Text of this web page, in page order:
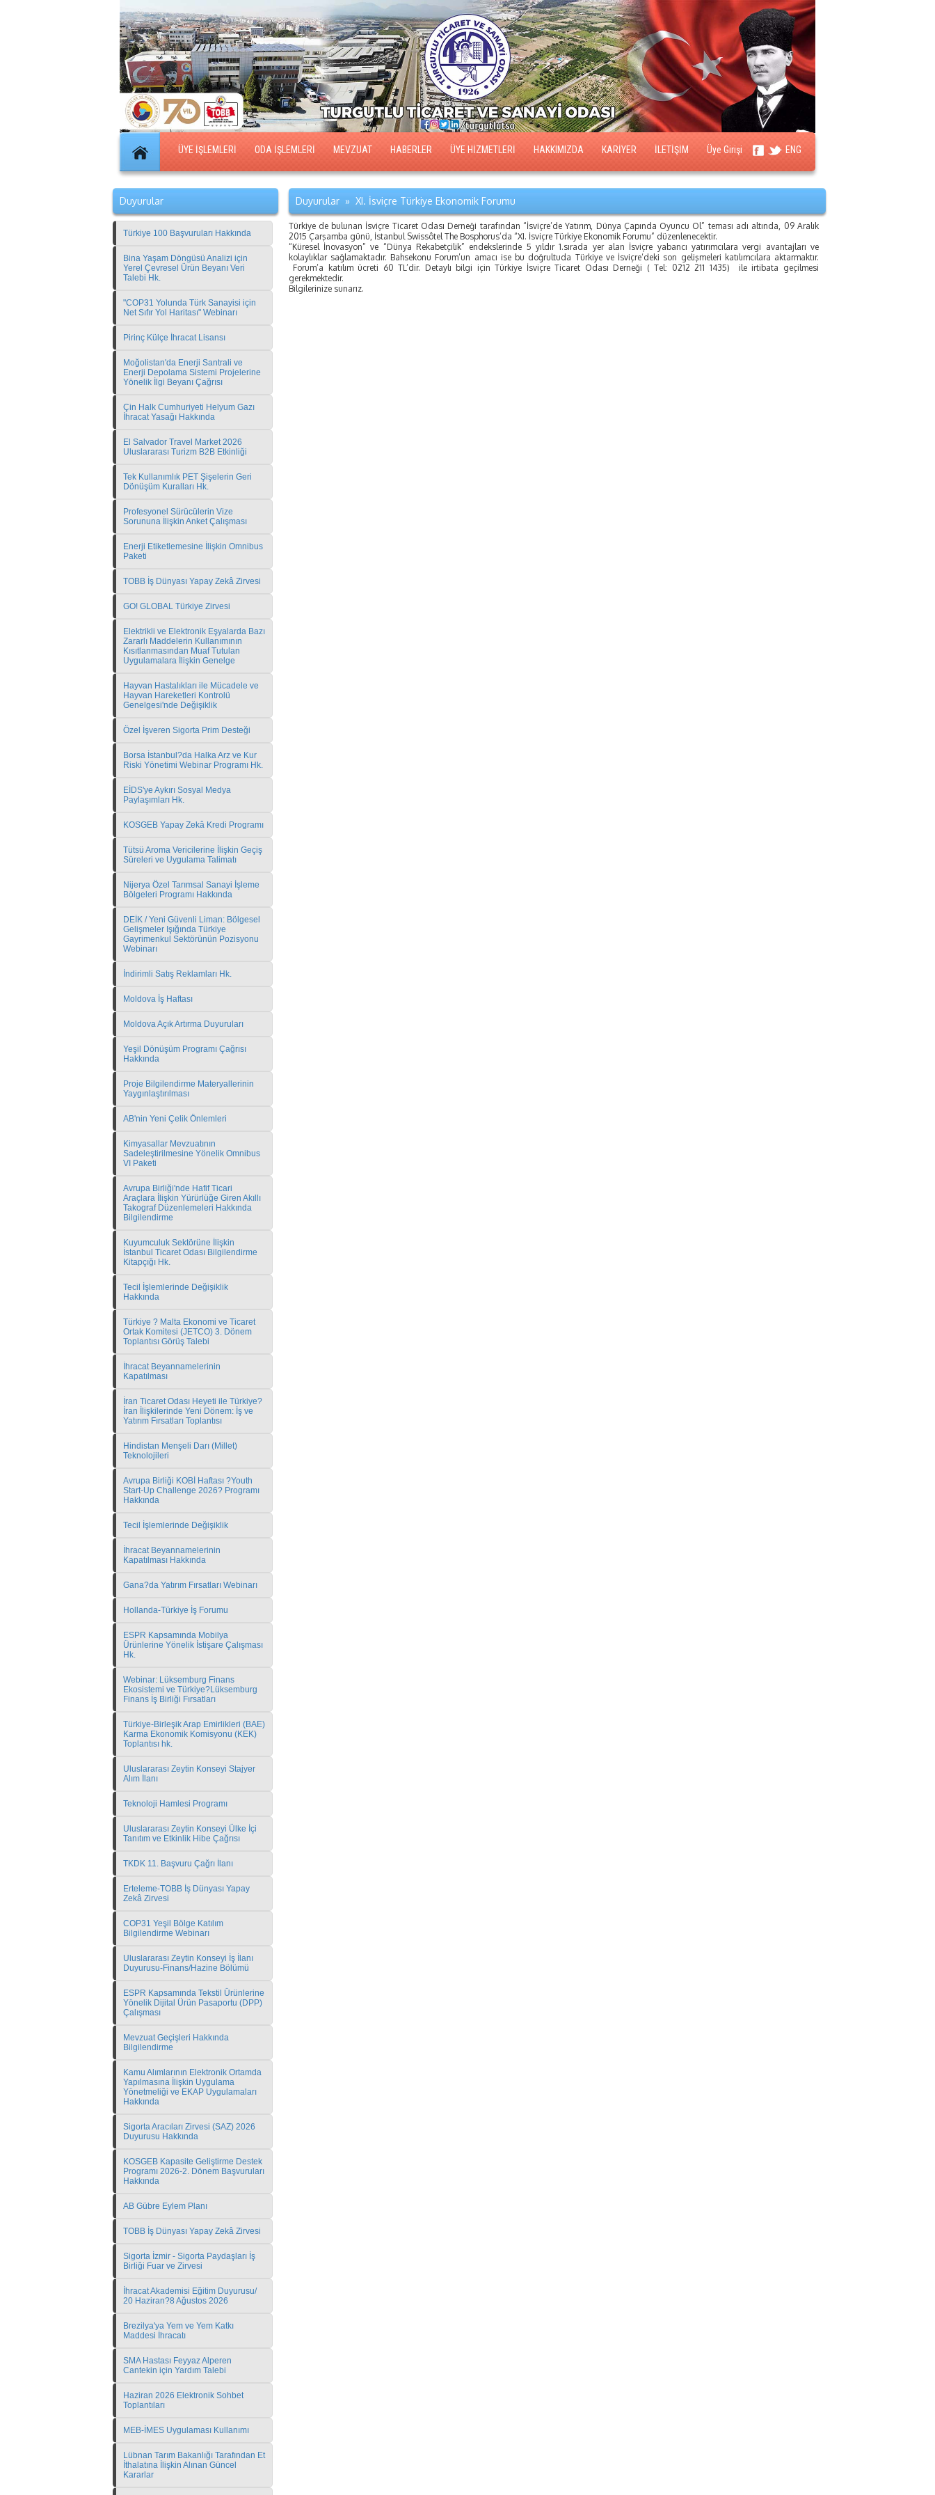
ÜYE İŞLEMLERİ ODA İŞLEMLERİ MEVZUAT HABERLER ÜYE HİZMETLERİ HAKKIMIZDA KARİYER İLETİŞİM Üye Girişi ENG
Duyurular
Türkiye 100 Başvuruları Hakkında
Bina Yaşam Döngüsü Analizi için
Yerel Çevresel Ürün Beyanı Veri
Talebi Hk.
"COP31 Yolunda Türk Sanayisi için
Net Sıfır Yol Haritası" Webinarı
Pirinç Külçe İhracat Lisansı
Moğolistan'da Enerji Santrali ve
Enerji Depolama Sistemi Projelerine
Yönelik İlgi Beyanı Çağrısı
Çin Halk Cumhuriyeti Helyum Gazı
İhracat Yasağı Hakkında
El Salvador Travel Market 2026
Uluslararası Turizm B2B Etkinliği
Tek Kullanımlık PET Şişelerin Geri
Dönüşüm Kuralları Hk.
Profesyonel Sürücülerin Vize
Sorununa İlişkin Anket Çalışması
Enerji Etiketlemesine İlişkin Omnibus
Paketi
TOBB İş Dünyası Yapay Zekâ Zirvesi
GO! GLOBAL Türkiye Zirvesi
Elektrikli ve Elektronik Eşyalarda Bazı
Zararlı Maddelerin Kullanımının
Kısıtlanmasından Muaf Tutulan
Uygulamalara İlişkin Genelge
Hayvan Hastalıkları ile Mücadele ve
Hayvan Hareketleri Kontrolü
Genelgesi'nde Değişiklik
Özel İşveren Sigorta Prim Desteği
Borsa İstanbul?da Halka Arz ve Kur
Riski Yönetimi Webinar Programı Hk.
EİDS'ye Aykırı Sosyal Medya
Paylaşımları Hk.
KOSGEB Yapay Zekâ Kredi Programı
Tütsü Aroma Vericilerine İlişkin Geçiş
Süreleri ve Uygulama Talimatı
Nijerya Özel Tarımsal Sanayi İşleme
Bölgeleri Programı Hakkında
DEİK / Yeni Güvenli Liman: Bölgesel
Gelişmeler Işığında Türkiye
Gayrimenkul Sektörünün Pozisyonu
Webinarı
İndirimli Satış Reklamları Hk.
Moldova İş Haftası
Moldova Açık Artırma Duyuruları
Yeşil Dönüşüm Programı Çağrısı
Hakkında
Proje Bilgilendirme Materyallerinin
Yaygınlaştırılması
AB'nin Yeni Çelik Önlemleri
Kimyasallar Mevzuatının
Sadeleştirilmesine Yönelik Omnibus
VI Paketi
Avrupa Birliği'nde Hafif Ticari
Araçlara İlişkin Yürürlüğe Giren Akıllı
Takograf Düzenlemeleri Hakkında
Bilgilendirme
Kuyumculuk Sektörüne İlişkin
İstanbul Ticaret Odası Bilgilendirme
Kitapçığı Hk.
Tecil İşlemlerinde Değişiklik
Hakkında
Türkiye ? Malta Ekonomi ve Ticaret
Ortak Komitesi (JETCO) 3. Dönem
Toplantısı Görüş Talebi
İhracat Beyannamelerinin
Kapatılması
İran Ticaret Odası Heyeti ile Türkiye?
İran İlişkilerinde Yeni Dönem: İş ve
Yatırım Fırsatları Toplantısı
Hindistan Menşeli Darı (Millet)
Teknolojileri
Avrupa Birliği KOBİ Haftası ?Youth
Start-Up Challenge 2026? Programı
Hakkında
Tecil İşlemlerinde Değişiklik
İhracat Beyannamelerinin
Kapatılması Hakkında
Gana?da Yatırım Fırsatları Webinarı
Hollanda-Türkiye İş Forumu
ESPR Kapsamında Mobilya
Ürünlerine Yönelik İstişare Çalışması
Hk.
Webinar: Lüksemburg Finans
Ekosistemi ve Türkiye?Lüksemburg
Finans İş Birliği Fırsatları
Türkiye-Birleşik Arap Emirlikleri (BAE)
Karma Ekonomik Komisyonu (KEK)
Toplantısı hk.
Uluslararası Zeytin Konseyi Stajyer
Alım İlanı
Teknoloji Hamlesi Programı
Uluslararası Zeytin Konseyi Ülke İçi
Tanıtım ve Etkinlik Hibe Çağrısı
TKDK 11. Başvuru Çağrı İlanı
Erteleme-TOBB İş Dünyası Yapay
Zekâ Zirvesi
COP31 Yeşil Bölge Katılım
Bilgilendirme Webinarı
Uluslararası Zeytin Konseyi İş İlanı
Duyurusu-Finans/Hazine Bölümü
ESPR Kapsamında Tekstil Ürünlerine
Yönelik Dijital Ürün Pasaportu (DPP)
Çalışması
Mevzuat Geçişleri Hakkında
Bilgilendirme
Kamu Alımlarının Elektronik Ortamda
Yapılmasına İlişkin Uygulama
Yönetmeliği ve EKAP Uygulamaları
Hakkında
Sigorta Aracıları Zirvesi (SAZ) 2026
Duyurusu Hakkında
KOSGEB Kapasite Geliştirme Destek
Programı 2026-2. Dönem Başvuruları
Hakkında
AB Gübre Eylem Planı
TOBB İş Dünyası Yapay Zekâ Zirvesi
Sigorta İzmir - Sigorta Paydaşları İş
Birliği Fuar ve Zirvesi
İhracat Akademisi Eğitim Duyurusu/
20 Haziran?8 Ağustos 2026
Brezilya'ya Yem ve Yem Katkı
Maddesi İhracatı
SMA Hastası Feyyaz Alperen
Cantekin için Yardım Talebi
Haziran 2026 Elektronik Sohbet
Toplantıları
MEB-İMES Uygulaması Kullanımı
Lübnan Tarım Bakanlığı Tarafından Et
İthalatına İlişkin Alınan Güncel
Kararlar
Duyurular » XI. İsviçre Türkiye Ekonomik Forumu
Türkiye de bulunan İsviçre Ticaret Odası Derneği tarafından “İsviçre’de Yatırım, Dünya Çapında Oyuncu Ol” teması adı altında, 09 Aralık
2015 Çarşamba günü, İstanbul Swissôtel The Bosphorus’da “XI. İsviçre Türkiye Ekonomik Forumu” düzenlenecektir.
“Küresel İnovasyon” ve “Dünya Rekabetçilik” endekslerinde 5 yıldır 1.sırada yer alan İsviçre yabancı yatırımcılara vergi avantajları ve
kolaylıklar sağlamaktadır. Bahsekonu Forum’un amacı ise bu doğrultuda Türkiye ve İsviçre‘deki son gelişmeleri katılımcılara aktarmaktır.
Forum’a katılım ücreti 60 TL’dir. Detaylı bilgi için Türkiye İsviçre Ticaret Odası Derneği ( Tel: 0212 211 1435) ile irtibata geçilmesi
gerekmektedir.
Bilgilerinize sunarız.